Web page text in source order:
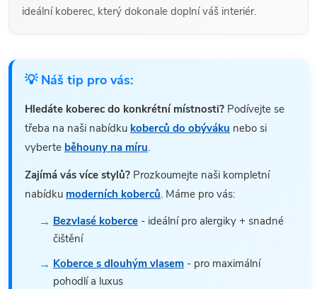
ideální koberec, který dokonale doplní váš interiér.
💡 Náš tip pro vás:
Hledáte koberec do konkrétní místnosti? Podívejte se
třeba na naši nabídku koberců do obýváku nebo si
vyberte běhouny na míru.
Zajímá vás více stylů? Prozkoumejte naši kompletní
nabídku moderních koberců. Máme pro vás:
Bezvlasé koberce - ideální pro alergiky + snadné
čištění
Koberce s dlouhým vlasem - pro maximální
pohodlí a luxus